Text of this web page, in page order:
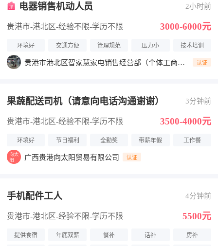
电器销售机动人员 2小时前
贵港市-港北区-经验不限-学历不限 3000-6000元
环境好 交通方便 管理规范 压力小 技术培训
贵港市港北区智家慧家电销售经营部（个体工商
认证
果蔬配送司机（请意向电话沟通谢谢） 3分钟前
贵港市-港北区-经验不限-学历不限 3500-4000元
环境好 节日福利 全勤奖 带薪年假 工作餐
广西贵港向太阳贸易有限公司 认证
手机配件工人 4分钟前
贵港市-港北区-经验不限-学历不限 5500元
提供食宿 年底双薪 餐补 话补 房补